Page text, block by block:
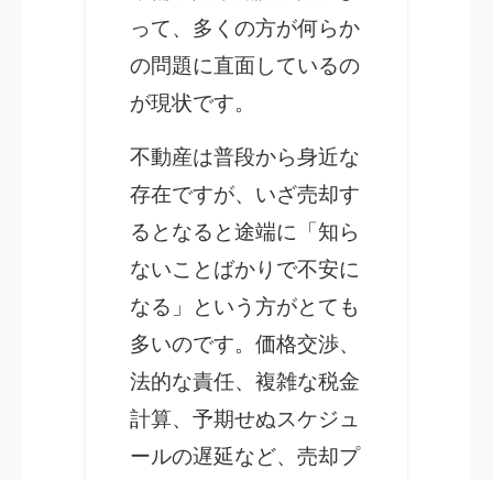
って、多くの方が何らか
の問題に直面しているの
が現状です。
不動産は普段から身近な
存在ですが、いざ売却す
るとなると途端に「知ら
ないことばかりで不安に
なる」という方がとても
多いのです。価格交渉、
法的な責任、複雑な税金
計算、予期せぬスケジュ
ールの遅延など、売却プ